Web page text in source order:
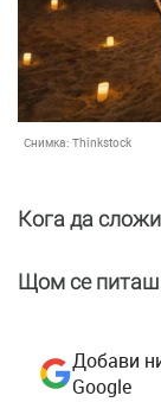
Снимка: Thinkstock
Кога да
Щом се питаш
Добави
Google